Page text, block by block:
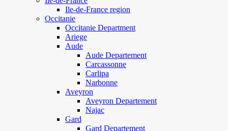
Ile-de-France region
Occitanie
Occitanie Department
Ariege
Aude
Aude Departement
Carcassonne
Carlipa
Narbonne
Aveyron
Aveyron Departement
Najac
Gard
Gard Departement